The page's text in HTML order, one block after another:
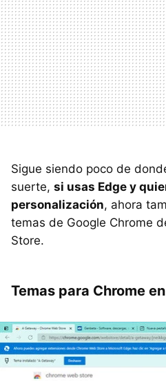
Sigue siendo poco de
suerte, si usas Edge y
personalización, ahora
temas de Google Chrome
Store.
Temas para Chrome